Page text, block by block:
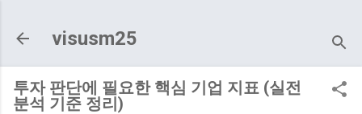
visusm25
투자 판단에 필요한 핵심 기업 지표 (실전
분석 기준 정리)